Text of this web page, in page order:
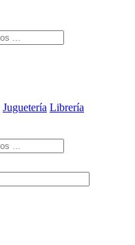
Juguetería Librería